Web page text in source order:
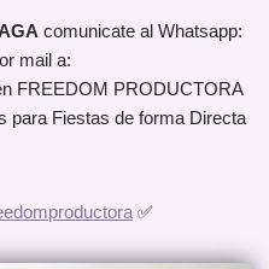
comunicate al Whatsapp:
mail a:
FREEDOM PRODUCTORA
para Fiestas de forma Directa
✅